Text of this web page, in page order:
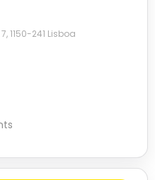
1150-241 Lisboa